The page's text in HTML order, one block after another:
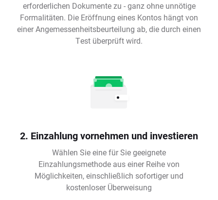
erforderlichen Dokumente zu - ganz ohne unnötige
Formalitäten. Die Eröffnung eines Kontos hängt von
einer Angemessenheitsbeurteilung ab, die durch einen
Test überprüft wird.
2. Einzahlung vornehmen und investieren
Wählen Sie eine für Sie geeignete
Einzahlungsmethode aus einer Reihe von
Möglichkeiten, einschließlich sofortiger und
kostenloser Überweisung